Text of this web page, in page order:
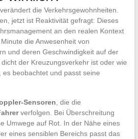
verändert die Verkehrsgewohnheiten.
jetzt ist Reaktivität gefragt: Dieses
an den realen Kontext
die Anwesenheit von
und deren Geschwindigkeit auf der
der Kreuzungsverkehr ist oder wie
beobachtet und passt seine
Sensoren , die die
verfolgen. Bei Überschreitung
Umwege auf Rot. In der Nähe eines
eines sensiblen Bereichs passt das